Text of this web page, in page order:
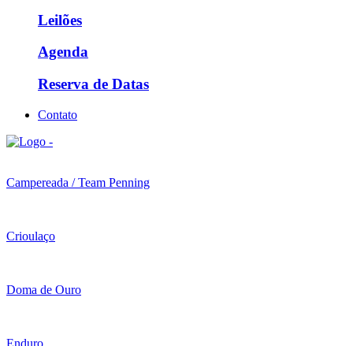
Leilões
Agenda
Reserva de Datas
Contato
Campereada / Team Penning
Crioulaço
Doma de Ouro
Enduro